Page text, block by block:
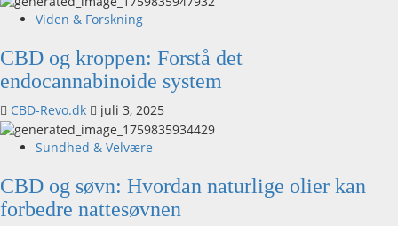
Viden & Forskning
CBD og kroppen: Forstå det
endocannabinoide system
CBD-Revo.dk juli 3, 2025
Sundhed & Velvære
CBD og søvn: Hvordan naturlige olier kan
forbedre nattesøvnen